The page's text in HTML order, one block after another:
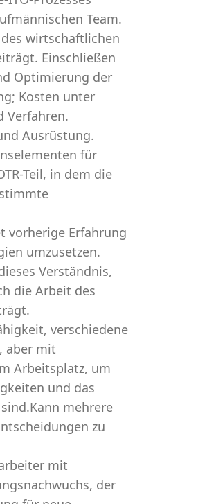
Team.
wirtschaftlichen
Einschließen
Optimierung der
Kosten unter
Verfahren.
Ausrüstung.
für
Teil, in dem die
vorherige Erfahrung
umzusetzen.
Verständnis,
die Arbeit des
verschiedene
aber mit
Arbeitsplatz, um
und das
mehrere
zu
mit
der